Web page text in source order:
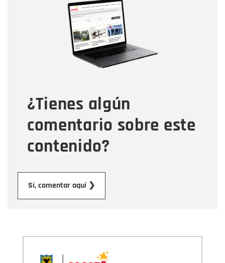
¿Tienes algún
comentario sobre este
contenido?
Sí, comentar aquí ❯
Correo electrónico
Tipo de comentario
Mensaje